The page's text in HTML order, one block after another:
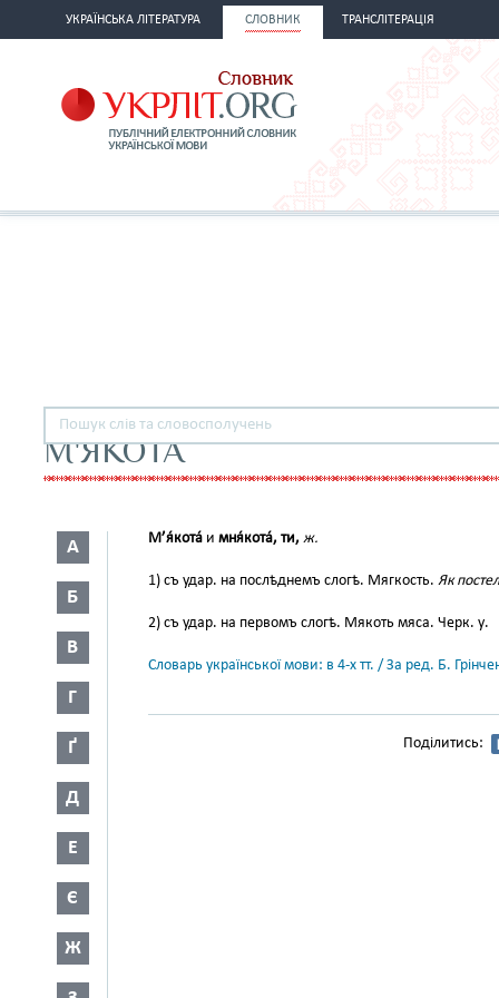
УКРАЇНСЬКА ЛІТЕРАТУРА СЛОВНИК ТРАНСЛІТЕРАЦІЯ
М'ЯКОТА
А
Б
В
Г
Ґ
Д
Е
Є
Ж
М’я́кота́ и мня́кота́, ти, ж.
1) съ удар. на послѣднемъ слогѣ. Мягкость. Як
2) съ удар. на первомъ слогѣ. Мякоть мяса. Черк. у.
Словарь української мови: в 4-х тт. / За ред. Б.
Поділитись: